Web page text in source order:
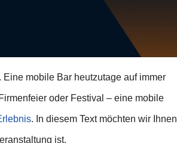
mobile Bar heutzutage auf immer
oder Festival – eine mobile
. In diesem Text möchten wir Ihnen
ist.